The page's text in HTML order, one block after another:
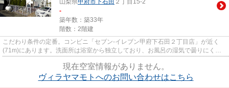
山梨県甲府市下石田 ２丁目15-2
-
築年数：築33年
階数：2階建
こだわり条件の定番。コンビニ「セブン-イレブン甲府下石田２丁目店」が近く
(71m)にあります。洗面所は浴室から独立しており、お風呂の湿気で曇りにくく
現在空室情報がありません。
ヴィラヤマモトへのお問い合わせはこちら